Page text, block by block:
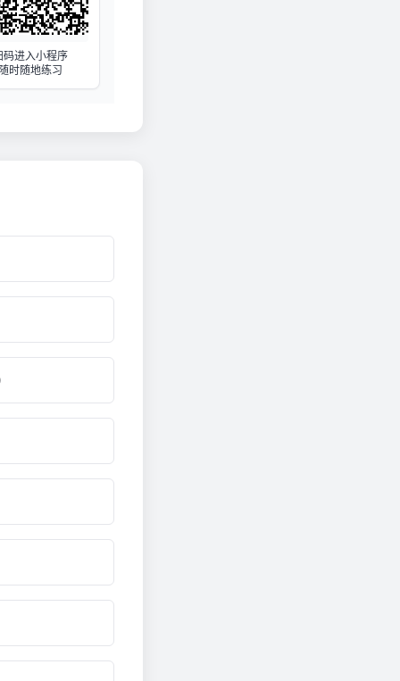
码进入小程序
时随地练习